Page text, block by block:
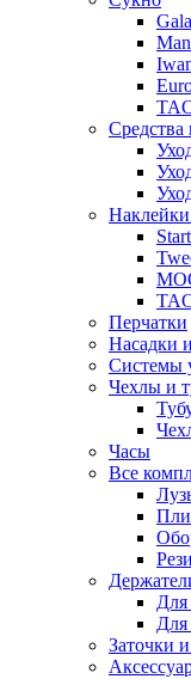
Средства
Перчатки
Насадки
Системы
Чехлы и
Часы
Все
Для
Для
Заточки